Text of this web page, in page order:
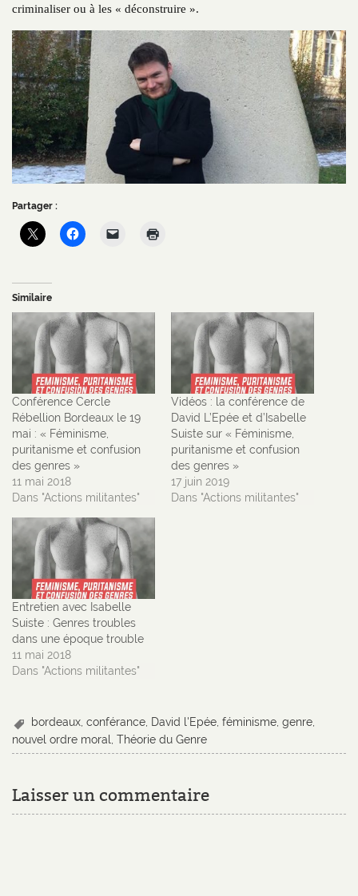
criminaliser ou à les « déconstruire ».
Partager :
Similaire
Conférence Cercle
Rébellion Bordeaux le 19
mai : « Féminisme,
puritanisme et confusion
des genres »
11 mai 2018
Dans "Actions militantes"
Vidéos : la conférence de
David L’Epée et d’Isabelle
Suiste sur « Féminisme,
puritanisme et confusion
des genres »
17 juin 2019
Dans "Actions militantes"
Entretien avec Isabelle
Suiste : Genres troubles
dans une époque trouble
11 mai 2018
Dans "Actions militantes"
bordeaux,conférance, David l'Epée,féminisme,genre,
nouvel ordre moral ,Théorie du Genre
Laisser un commentaire